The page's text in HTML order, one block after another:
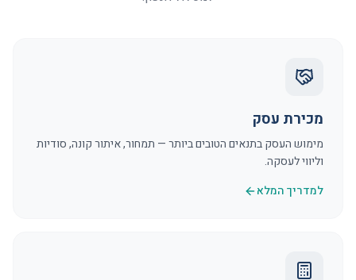
מכירת עסק
מימוש העסק בתנאים הטובים ביותר — תמחור, איתור קונה, סודיות
וליווי לעסקה.
למדריך המלא